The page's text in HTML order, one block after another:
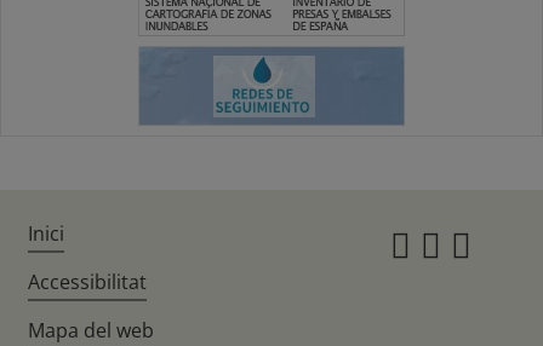
Inici
Accessibilitat
Mapa del web